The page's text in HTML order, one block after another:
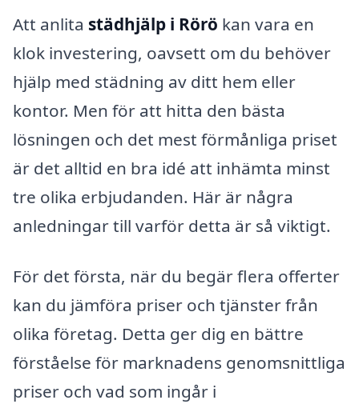
Att anlita städhjälp i Rörö kan vara en
klok investering, oavsett om du behöver
hjälp med städning av ditt hem eller
kontor. Men för att hitta den bästa
lösningen och det mest förmånliga priset
är det alltid en bra idé att inhämta minst
tre olika erbjudanden. Här är några
anledningar till varför detta är så viktigt.
För det första, när du begär flera offerter
kan du jämföra priser och tjänster från
olika företag. Detta ger dig en bättre
förståelse för marknadens genomsnittliga
priser och vad som ingår i